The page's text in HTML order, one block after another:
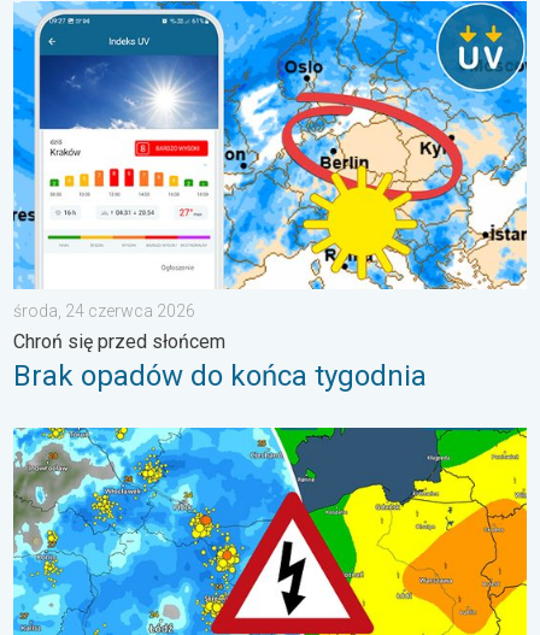
Brak opadów do końca tygodnia. Chroń się przed słońcem. .
środa, 24 czerwca 2026
Chroń się przed słońcem
Brak opadów do końca tygodnia
Gwałtowne burze na zwieńczenie upału. Ostrzeżenie